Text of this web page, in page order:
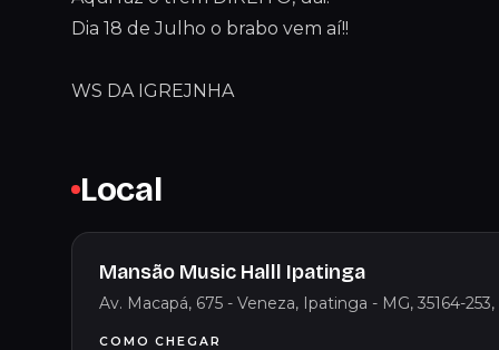
Dia 18 de Julho o brabo vem aí!!
WS DA IGREJNHA
Local
Mansão Music Halll Ipatinga
Av. Macapá, 675 - Veneza, Ipatinga - MG, 35164-253,
COMO CHEGAR